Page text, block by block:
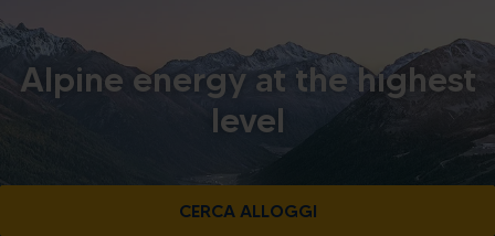
Alpine energy at the highest
level
CERCA ALLOGGI